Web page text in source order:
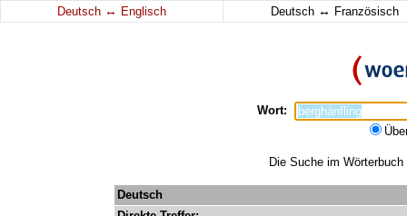
Deutsch ↔ Englisch Deutsch ↔ Französisch
Wort:
Die Suche im
Deutsch